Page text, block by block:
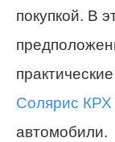
покупкой. В
Солярис КРХ
автомобили.